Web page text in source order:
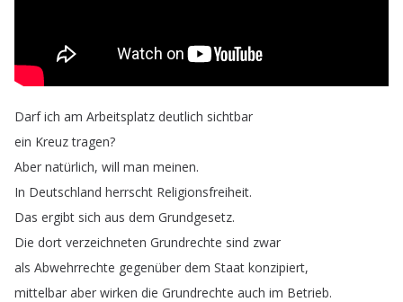
Darf ich am Arbeitsplatz deutlich sichtbar
ein Kreuz tragen?
Aber natürlich, will man meinen.
In Deutschland herrscht Religionsfreiheit.
Das ergibt sich aus dem Grundgesetz.
Die dort verzeichneten Grundrechte sind zwar
als Abwehrrechte gegenüber dem Staat konzipiert,
mittelbar aber wirken die Grundrechte auch im Betrieb.